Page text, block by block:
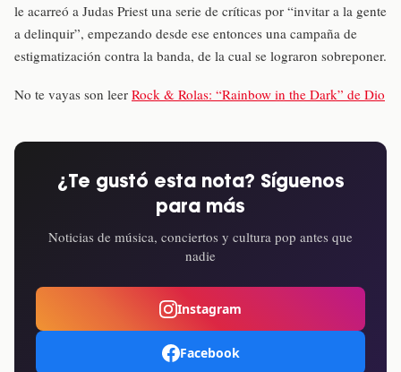
le acarreó a Judas Priest una serie de críticas por “invitar a la gente
a delinquir”, empezando desde ese entonces una campaña de
estigmatización contra la banda, de la cual se lograron sobreponer.
No te vayas son leer Rock & Rolas: “Rainbow in the Dark” de Dio
¿Te gustó esta nota? Síguenos
para más
Noticias de música, conciertos y cultura pop antes que
nadie
Instagram
Facebook